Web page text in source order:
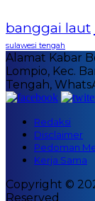
banggai laut
sulawesi tengah
Alamat Kabar
Lompio, Kec.
Tengah,
Redaksi
Disclaimer
Pedoman
Kerja Sama
Copyright ©
Reserved